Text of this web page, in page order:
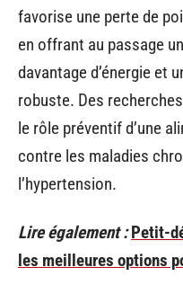
favorise une perte de
en offrant au passage
davantage d’énergie et
robuste. Des
le rôle préventif d’une
contre les maladies
l’hypertension.
Lire également : Petit-
les meilleures options